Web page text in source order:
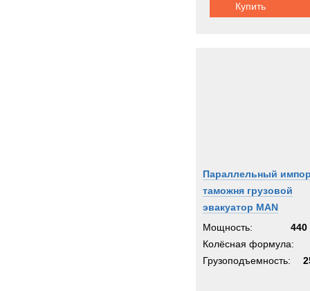
Купить
Параллельный
таможня грузовой
эвакуатор MAN
Мощность:
440
Колёсная формула:
Грузоподъемность: